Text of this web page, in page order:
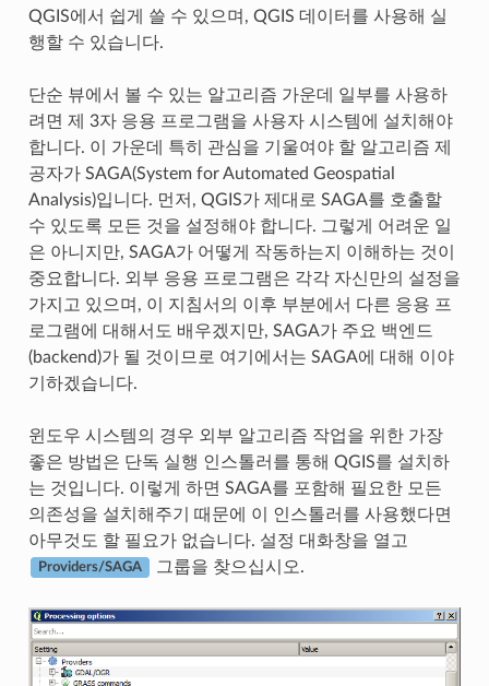
QGIS에서 쉽게 쓸 수 있으며, QGIS 데이터를 사용해 실
행할 수 있습니다.
단순 뷰에서 볼 수 있는 알고리즘 가운데 일부를 사용하
려면 제 3자 응용 프로그램을 사용자 시스템에 설치해야
합니다. 이 가운데 특히 관심을 기울여야 할 알고리즘 제
공자가 SAGA(System for Automated Geospatial
Analysis)입니다. 먼저, QGIS가 제대로 SAGA를 호출할
수 있도록 모든 것을 설정해야 합니다. 그렇게 어려운 일
은 아니지만, SAGA가 어떻게 작동하는지 이해하는 것이
중요합니다. 외부 응용 프로그램은 각각 자신만의 설정을
가지고 있으며, 이 지침서의 이후 부분에서 다른 응용 프
로그램에 대해서도 배우겠지만, SAGA가 주요 백엔드
(backend)가 될 것이므로 여기에서는 SAGA에 대해 이야
기하겠습니다.
윈도우 시스템의 경우 외부 알고리즘 작업을 위한 가장
좋은 방법은 단독 실행 인스톨러를 통해 QGIS를 설치하
는 것입니다. 이렇게 하면 SAGA를 포함해 필요한 모든
의존성을 설치해주기 때문에 이 인스톨러를 사용했다면
아무것도 할 필요가 없습니다. 설정 대화창을 열고
Providers/SAGA 그룹을 찾으십시오.